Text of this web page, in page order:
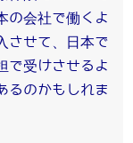
の会社で働くよ
させて、日本で
で受けさせるよ
るのかもしれま